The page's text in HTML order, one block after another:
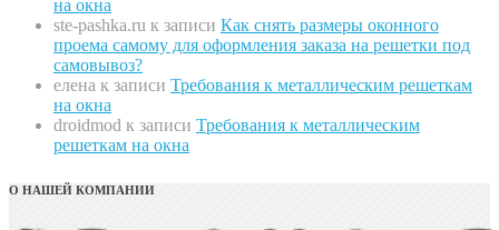
на окна
ste-pashka.ru к записи Как снять размеры оконного
проема самому для оформления заказа на решетки под
самовывоз?
елена к записи Требования к металлическим решеткам
на окна
droidmod к записи Требования к металлическим
решеткам на окна
О НАШЕЙ КОМПАНИИ